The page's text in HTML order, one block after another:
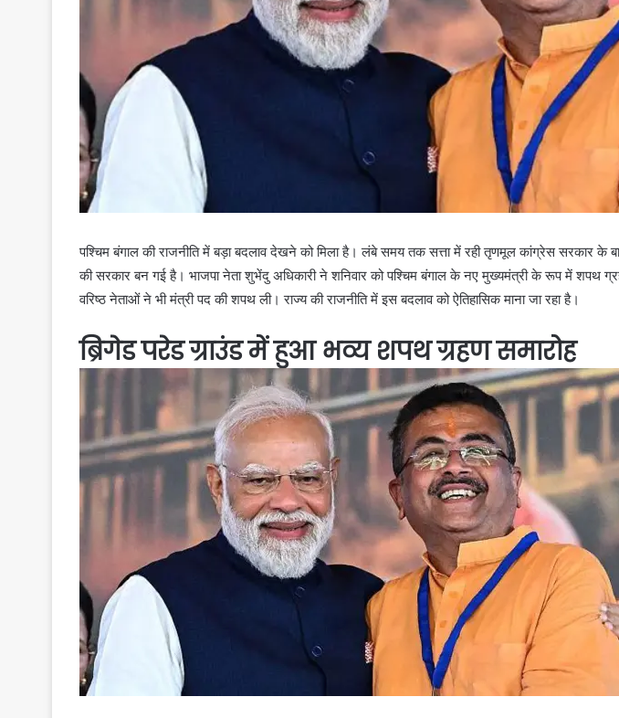
पश्चिम बंगाल की राजनीति में बड़ा बदलाव देखने को मिला है। लंबे समय तक सत्ता में रही तृणमूल कांग्रेस सरकार के
की सरकार बन गई है। भाजपा नेता शुभेंदु अधिकारी ने शनिवार को पश्चिम बंगाल के नए मुख्यमंत्री के रूप में शपथ
वरिष्ठ नेताओं ने भी मंत्री पद की शपथ ली। राज्य की राजनीति में इस बदलाव को ऐतिहासिक माना जा रहा है।
ब्रिगेड परेड ग्राउंड में हुआ भव्य शपथ ग्रहण समारोह